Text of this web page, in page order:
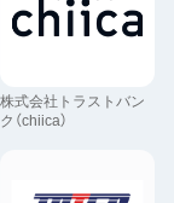
株式会社トラストバン
ク（chiica）